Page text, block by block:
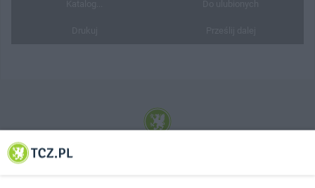
© 2001-2026 Tczew - TCZ.PL Sp. z o.o. Internetowy Serwis Informacyjny Miasta